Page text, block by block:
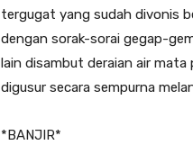
tergugat yang sudah divonis
dengan sorak-sorai gegap-
lain disambut deraian air
digusur secara sempurna
*BANJIR*